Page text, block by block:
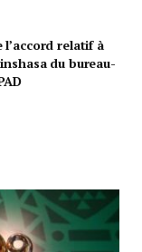
l’accord relatif à
du bureau-